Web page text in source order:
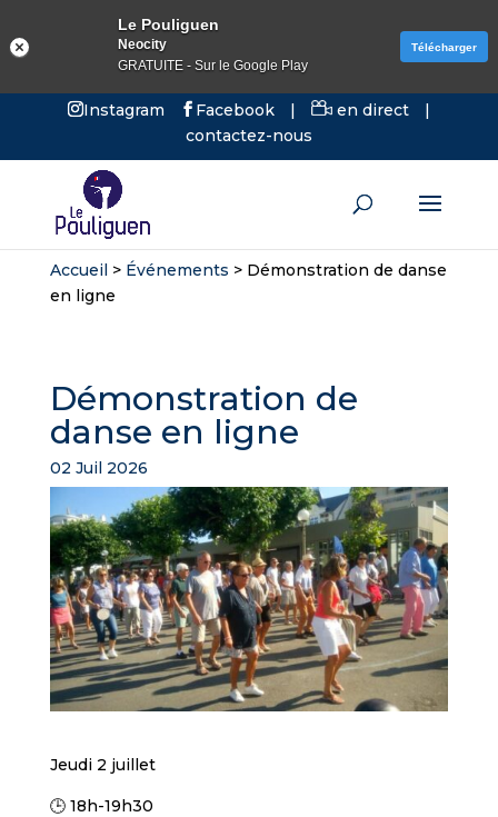
Instagram Facebook | en direct
|
contactez-nous
Accueil> Événements > Démonstration de danse
en ligne
Démonstration de
danse en ligne
02 Juil 2026
Jeudi 2 juillet
🕒 18h-19h30
Le Pouliguen
Neocity
GRATUITE - Sur le Google Play
Télécharger